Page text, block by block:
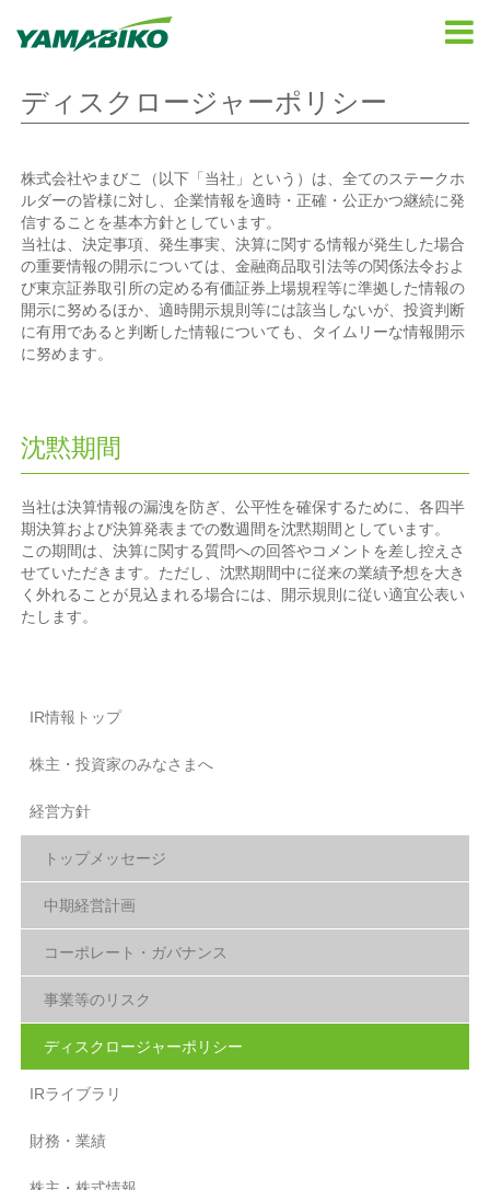
ディスクロージャーポリシー
株式会社やまびこ（以下「当社」という）は、全てのステークホ
ルダーの皆様に対し、企業情報を適時・正確・公正かつ継続に発
信することを基本方針としています。
当社は、決定事項、発生事実、決算に関する情報が発生した場合
の重要情報の開示については、金融商品取引法等の関係法令およ
び東京証券取引所の定める有価証券上場規程等に準拠した情報の
開示に努めるほか、適時開示規則等には該当しないが、投資判断
に有用であると判断した情報についても、タイムリーな情報開示
に努めます。
沈黙期間
当社は決算情報の漏洩を防ぎ、公平性を確保するために、各四半
期決算および決算発表までの数週間を沈黙期間としています。
この期間は、決算に関する質問への回答やコメントを差し控えさ
せていただきます。ただし、沈黙期間中に従来の業績予想を大き
く外れることが見込まれる場合には、開示規則に従い適宜公表い
たします。
IR情報トップ
株主・投資家のみなさまへ
経営方針
トップメッセージ
中期経営計画
コーポレート・ガバナンス
事業等のリスク
ディスクロージャーポリシー
IRライブラリ
財務・業績